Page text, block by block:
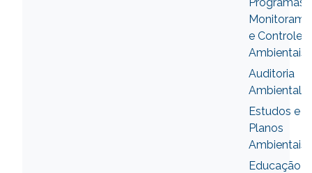
e Controles
Ambientais
Auditoria
Ambiental
Estudos e
Planos
Ambientais
Educação